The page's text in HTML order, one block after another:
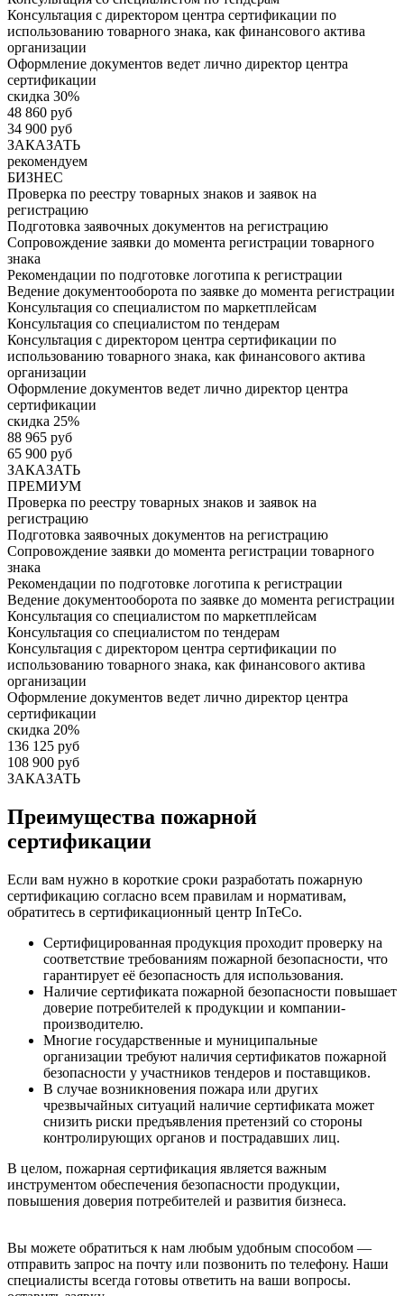
Консультация с директором центра сертификации по
использованию товарного знака, как финансового актива
организации
Оформление документов ведет лично директор центра
сертификации
скидка 30%
48 860 руб
34 900 руб
ЗАКАЗАТЬ
рекомендуем
БИЗНЕС
Проверка по реестру товарных знаков и заявок на
регистрацию
Подготовка заявочных документов на регистрацию
Сопровождение заявки до момента регистрации товарного
знака
Рекомендации по подготовке логотипа к регистрации
Ведение документооборота по заявке до момента регистрации
Консультация со специалистом по маркетплейсам
Консультация со специалистом по тендерам
Консультация с директором центра сертификации по
использованию товарного знака, как финансового актива
организации
Оформление документов ведет лично директор центра
сертификации
скидка 25%
88 965 руб
65 900 руб
ЗАКАЗАТЬ
ПРЕМИУМ
Проверка по реестру товарных знаков и заявок на
регистрацию
Подготовка заявочных документов на регистрацию
Сопровождение заявки до момента регистрации товарного
знака
Рекомендации по подготовке логотипа к регистрации
Ведение документооборота по заявке до момента регистрации
Консультация со специалистом по маркетплейсам
Консультация со специалистом по тендерам
Консультация с директором центра сертификации по
использованию товарного знака, как финансового актива
организации
Оформление документов ведет лично директор центра
сертификации
скидка 20%
136 125 руб
108 900 руб
ЗАКАЗАТЬ
Преимущества пожарной
сертификации
Если вам нужно в короткие сроки разработать пожарную
сертификацию согласно всем правилам и нормативам,
обратитесь в сертификационный центр InTeCo.
Сертифицированная продукция проходит проверку на
соответствие требованиям пожарной безопасности, что
гарантирует её безопасность для использования.
Наличие сертификата пожарной безопасности повышает
доверие потребителей к продукции и компании-
производителю.
Многие государственные и муниципальные
организации требуют наличия сертификатов пожарной
безопасности у участников тендеров и поставщиков.
В случае возникновения пожара или других
чрезвычайных ситуаций наличие сертификата может
снизить риски предъявления претензий со стороны
контролирующих органов и пострадавших лиц.
В целом, пожарная сертификация является важным
инструментом обеспечения безопасности продукции,
повышения доверия потребителей и развития бизнеса.
Вы можете обратиться к нам любым удобным способом —
отправить запрос на почту или позвонить по телефону. Наши
специалисты всегда готовы ответить на ваши вопросы.